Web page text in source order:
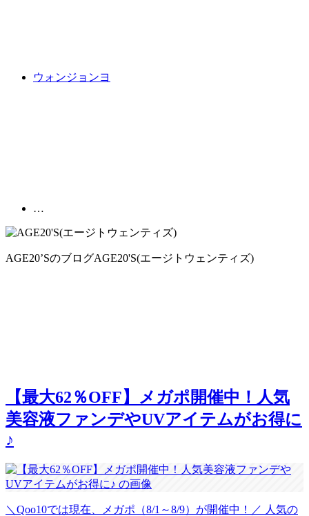
ウォンジョンヨ
…
AGE20’SのブログAGE20'S(エージトウェンティズ)
【最大62％OFF】メガポ開催中！人気
美容液ファンデやUVアイテムがお得に
♪
＼Qoo10では現在、メガポ（8/1～8/9）が開催中！／ 人気の